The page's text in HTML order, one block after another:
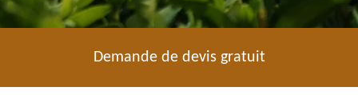
Demande de devis gratuit